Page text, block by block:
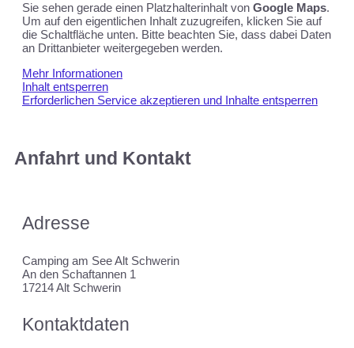
Sie sehen gerade einen Platzhalterinhalt von Google Maps.
Um auf den eigentlichen Inhalt zuzugreifen, klicken Sie auf
die Schaltfläche unten. Bitte beachten Sie, dass dabei Daten
an Drittanbieter weitergegeben werden.
Mehr Informationen
Inhalt entsperren
Erforderlichen Service akzeptieren und Inhalte entsperren
Anfahrt und Kontakt
Adresse
Camping am See Alt Schwerin
An den Schaftannen 1
17214 Alt Schwerin
Kontaktdaten